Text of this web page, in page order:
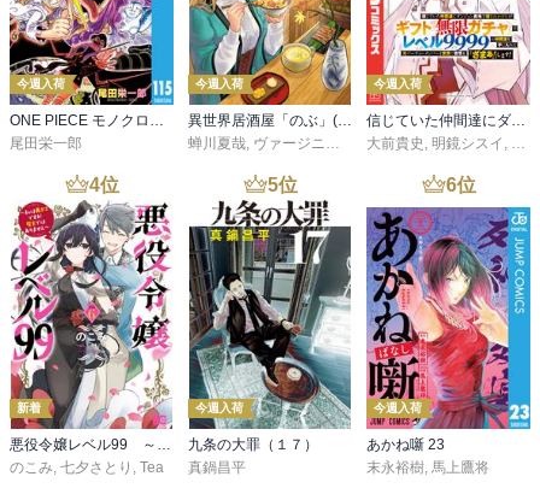
今週入荷
尾田栄一郎
今週入荷
蝉川夏哉 ヴァージニア二等兵 ,転
今週入荷
大前貴史 明鏡シスイ
4位
新着
悪役令嬢レベル99 ～私は裏ボスですが魔王ではありません～ その６
のこみ, 七夕さとり , Tea
5位
今週入荷
九条の大罪（１７）
真鍋昌平
6位
今週入荷
あかね噺 23
末永裕樹, 馬上鷹将